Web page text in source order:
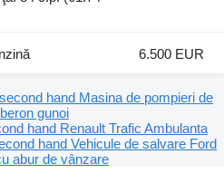
6.500 EUR
hand Masina de pompieri de
gunoi
hand Renault Trafic Ambulanta
hand Vehicule de salvare Ford
abur de vânzare